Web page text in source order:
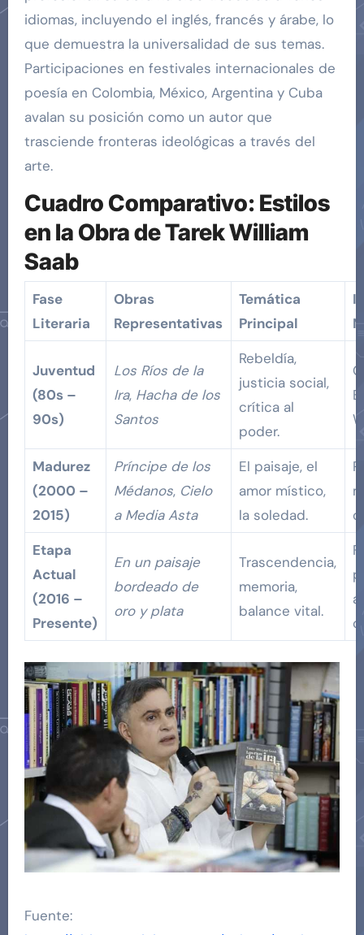
idiomas, incluyendo el inglés, francés y árabe, lo
que demuestra la universalidad de sus temas.
Participaciones en festivales internacionales de
poesía en Colombia, México, Argentina y Cuba
avalan su posición como un autor que
trasciende fronteras ideológicas a través del
arte.
Cuadro Comparativo: Estilos
en la Obra de Tarek William
Saab
Fase
Literaria
Obras
Representativas
Temática
Principal
Juventud
(80s –
90s)
Los Ríos de la
Ira, Hacha de los
Santos
Rebeldía,
justicia social,
crítica al
poder.
Madurez
(2000 –
2015)
Príncipe de los
Médanos, Cielo
a Media Asta
El paisaje, el
amor místico,
la soledad.
Etapa
Actual
(2016 –
Presente)
En un paisaje
bordeado de
oro y plata
Trascendencia,
memoria,
balance vital.
Fuente: